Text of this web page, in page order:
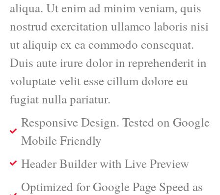
aliqua. Ut enim ad minim veniam, quis
nostrud exercitation ullamco laboris nisi
ut aliquip ex ea commodo consequat.
Duis aute irure dolor in reprehenderit in
voluptate velit esse cillum dolore eu
fugiat nulla pariatur.
Responsive Design. Tested on Google
Mobile Friendly
Header Builder with Live Preview
Optimized for Google Page Speed as